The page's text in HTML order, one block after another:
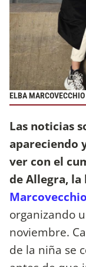
ELBA
Las noticias
apareciendo
ver con el
de Allegra,
Marcovecchio
organizando
noviembre.
de la niña se